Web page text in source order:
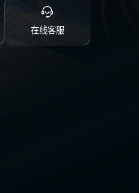
在线客服